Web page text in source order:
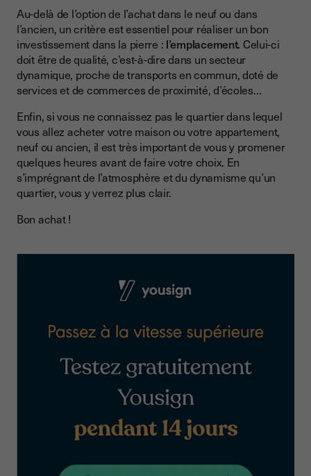
Au-delà de l’option de l’achat dans le neuf ou dans
l’ancien, un critère est essentiel pour réaliser un bon
investissement dans la pierre : l’emplacement. Celui-ci
doit être de qualité, c’est-à-dire dans un secteur
dynamique, proche de transports en commun, doté de
services et de commerces de proximité, d’écoles…
Enfin, si vous ne connaissez pas le quartier dans lequel
vous allez acheter votre maison ou votre appartement,
neuf ou ancien, il est très important de vous y promener
quelques heures avant de faire votre choix. En
s’imprégnant de l’atmosphère et du dynamisme qu’un
quartier, vous y verrez plus clair.
Bon achat !